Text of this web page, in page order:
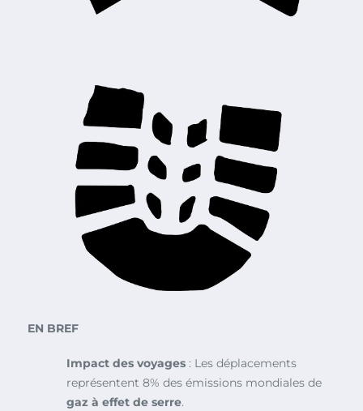
EN BREF
Impact des voyages : Les déplacements
représentent 8% des émissions mondiales de
gaz à effet de serre.